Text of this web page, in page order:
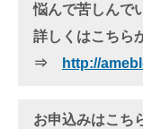
悩んで苦しんで
詳しくはこちら
⇒
http://
お申込みはこち